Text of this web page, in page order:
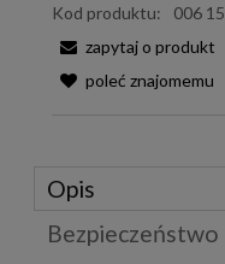
Kod produktu:
006
zapytaj o produkt
poleć znajomemu
Opis
Bezpieczeństwo